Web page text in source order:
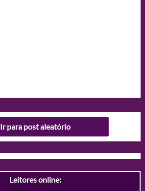
Ir para post aleatório
Leitores online: